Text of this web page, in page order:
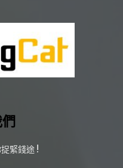
緊錢途 !